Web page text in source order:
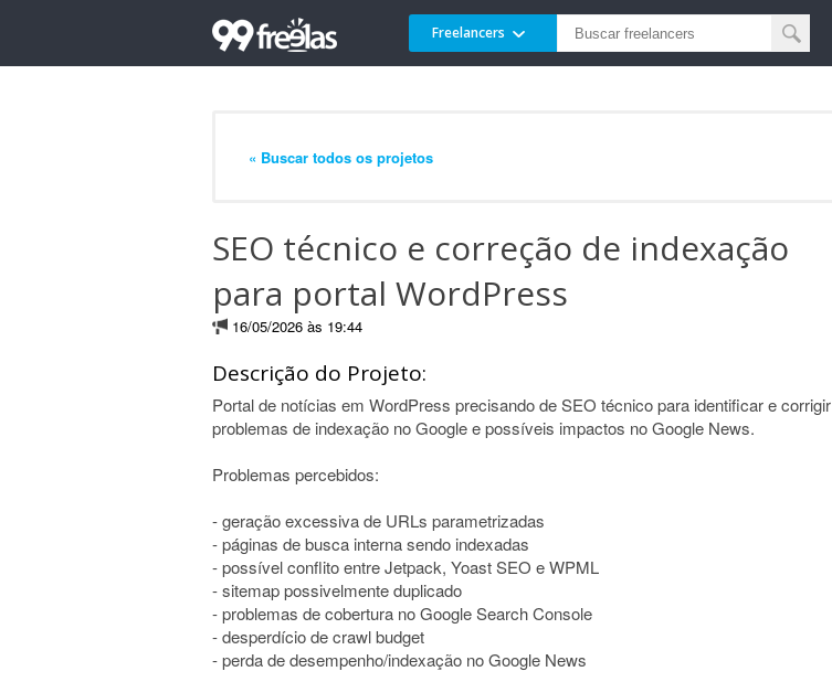
Freelancers
« Buscar todos os projetos
SEO técnico e correção de indexação
para portal WordPress
16/05/2026 às 19:44
Descrição do Projeto:
Portal de notícias em WordPress precisando de SEO técnico para identificar e corrigir
problemas de indexação no Google e possíveis impactos no Google News.
Problemas percebidos:
- geração excessiva de URLs parametrizadas
- páginas de busca interna sendo indexadas
- possível conflito entre Jetpack, Yoast SEO e WPML
- sitemap possivelmente duplicado
- problemas de cobertura no Google Search Console
- desperdício de crawl budget
- perda de desempenho/indexação no Google News